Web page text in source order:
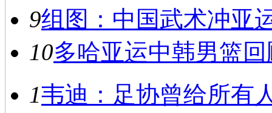
9组图：中国武术冲亚
10多哈亚运中韩男篮
1韦迪：足协曾给所有